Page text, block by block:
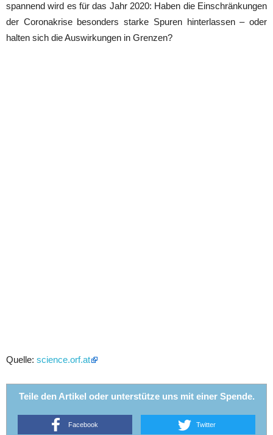
spannend wird es für das Jahr 2020: Haben die Einschränkungen
der Coronakrise besonders starke Spuren hinterlassen – oder
halten sich die Auswirkungen in Grenzen?
Quelle: science.orf.at
Teile den Artikel oder unterstütze uns mit einer Spende.
Facebook Twitter